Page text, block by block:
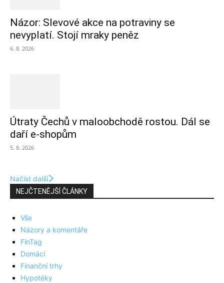
Názor: Slevové akce na potraviny se
nevyplatí. Stojí mraky peněz
6. 8. 2026
Útraty Čechů v maloobchodě rostou. Dál se
daří e-shopům
5. 8. 2026
Načíst další
NEJČTENĚJŠÍ ČLÁNKY
Vše
Názory a komentáře
FinTag
Domácí
Finanční trhy
Hypotéky